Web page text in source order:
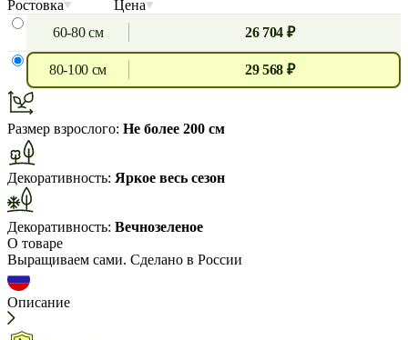
Ростовка
Цена
60-80 см
26 704 ₽
80-100 см 29 568 ₽
Размер взрослого: Не более 200 см
Декоративность: Яркое весь сезон
Декоративность: Вечнозеленое
О товаре
Выращиваем сами. Сделано в России
Описание